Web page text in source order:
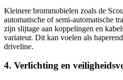
Kleinere brommobielen zoals de
automatische of semi-automatische
zijn slijtage aan koppelingen en
variateur. Dit kan voelen als
driveline.
4. Verlichting en